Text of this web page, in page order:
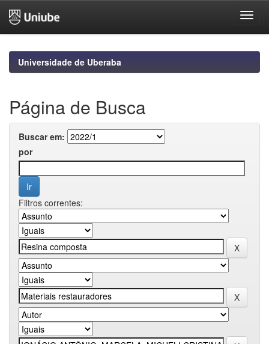
navigationUniversidade de Uberaba
Página de Busca
Buscar em:
por
Filtros correntes: